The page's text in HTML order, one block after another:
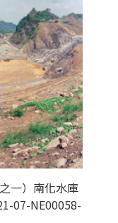
一）南化水庫
07-NE00058-